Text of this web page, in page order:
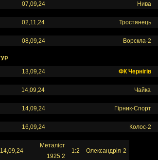
07,09,24 Нива
02,11,24 Тростянець
08,09,24 Ворскла-2
13,09,24 ФК Чернігів
14,09,24 Чайка
14,09,24 Гірник-Спорт
16,09,24 Колос-2
14,09,24
Металіст
1925 2
1:2 Олександрія-2